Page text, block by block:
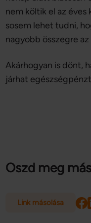
nem költik el az
sosem lehet tudni,
nagyobb összegre
Akárhogyan is dönt,
járhat
Oszd meg
Link másolása